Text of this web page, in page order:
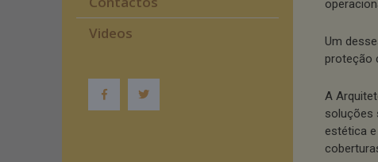
Videos
Um
proteção
A
soluções
estética